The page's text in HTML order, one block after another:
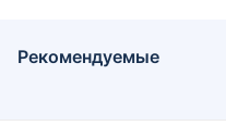
Рекомендуемые